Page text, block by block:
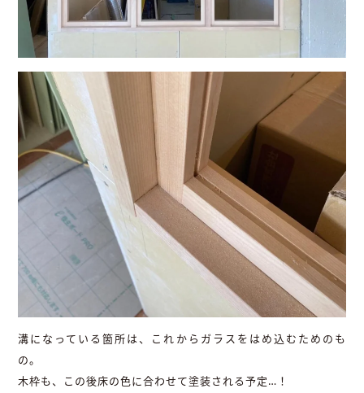
溝になっている箇所は、これからガラスをはめ込むためのも
の。
木枠も、この後床の色に合わせて塗装される予定…！